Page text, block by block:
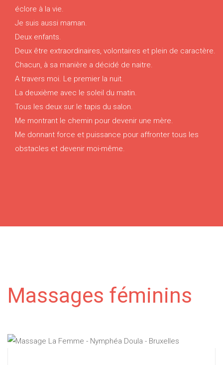
éclore à la vie.
Je suis aussi maman.
Deux enfants.
Deux être extraordinaires, volontaires et plein de caractère.
Chacun, à sa manière a décidé de naitre.
A travers moi. Le premier la nuit.
La deuxième avec le soleil du matin.
Tous les deux sur le tapis du salon.
Me montrant le chemin pour devenir une mère.
Me donnant force et puissance pour affronter tous les
obstacles et devenir moi-même.
Massages féminins